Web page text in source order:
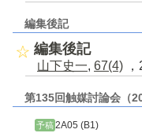
編集後記
編集後記
山下史一, 67(4)
第135回触媒討論会（
予稿 2A05 (B1)